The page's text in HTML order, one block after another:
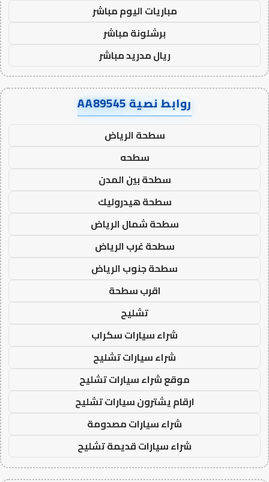
مباريات اليوم مباشر
برشلونة مباشر
ريال مدريد مباشر
روابط نصية AA89545
سطحة الرياض
سطحه
سطحة بين المدن
سطحة هيدروليك
سطحة شمال الرياض
سطحة غرب الرياض
سطحة جنوب الرياض
اقرب سطحة
تشليح
شراء سيارات سكراب
شراء سيارات تشليح
موقع شراء سيارات تشليح
ارقام يشترون سيارات تشليح
شراء سيارات مصدومة
شراء سيارات قديمة تشليح